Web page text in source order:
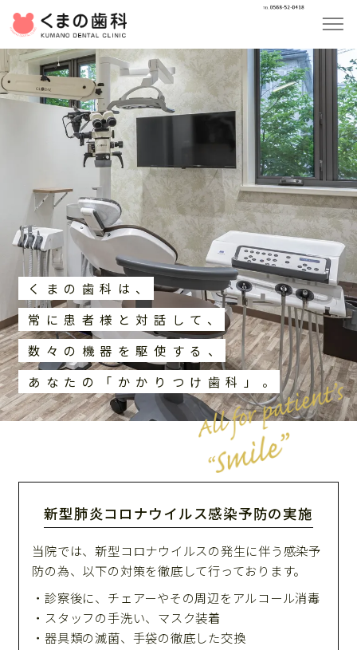
はじめての方へ
当院の特徴
診療内容
治療費
スタッフ紹介
アクセス
採用情報
WEB予約
くまの歯科は、
常に患者様と対話して、
数々の機器を駆使する、
あなたの「かかりつけ歯科」。
新型肺炎コロナウイルス感染予防の実施
当院では、新型コロナウイルスの発生に伴う感染予
防の為、以下の対策を徹底して行っております。
・診察後に、チェアーやその周辺をアルコール消毒
・スタッフの手洗い、マスク装着
・器具類の滅菌、手袋の徹底した交換